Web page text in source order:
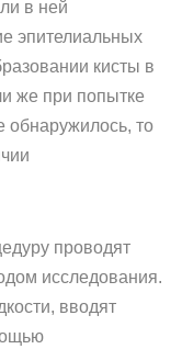
в ней
эпителиальных
кисты в
же при попытке
обнаружилось, то
проводят
исследования.
вводят